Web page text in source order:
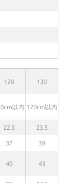
120 130
以內 120cm以內
22.5 23.5
37 39
40 43